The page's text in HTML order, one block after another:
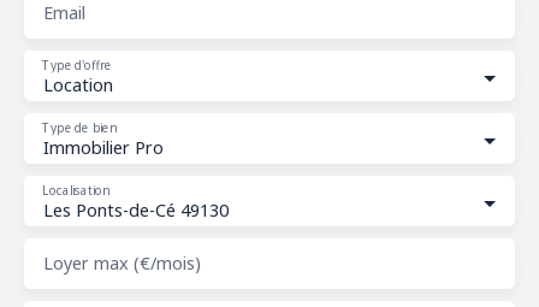
Email
Location
Type d'offre
Immobilier Pro
Type de bien
Les Ponts-de-Cé 49130
Localisation
Loyer max (€/mois)